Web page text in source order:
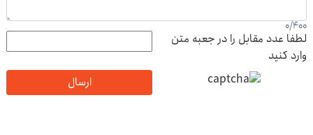
0/400
لطفا عدد مقابل را در جعبه متن
وارد کنید
ارسال